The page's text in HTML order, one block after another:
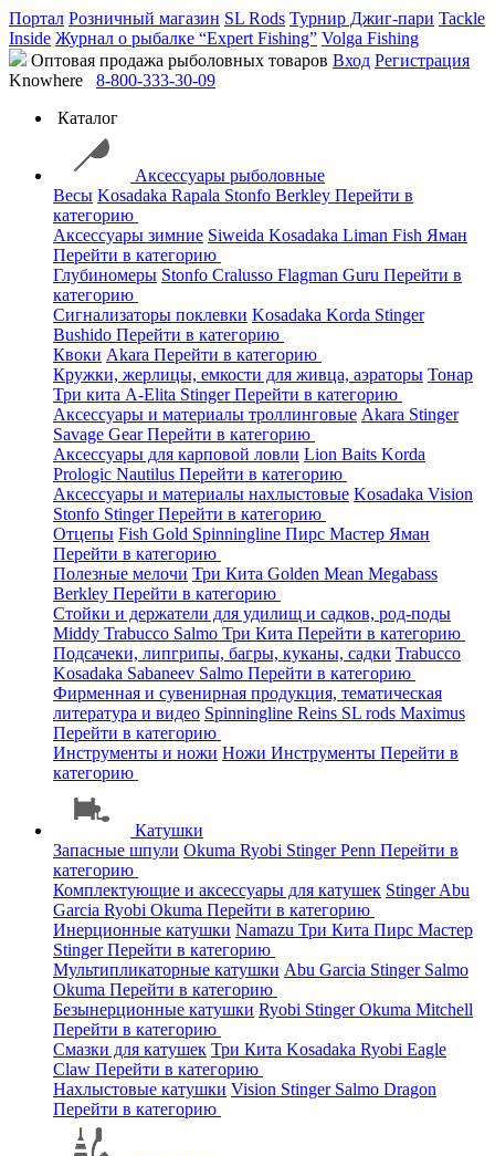
Портал Розничный магазин SL Rods Турнир Джиг-пари Tackle
Inside Журнал о рыбалке “Expert Fishing” Volga Fishing
Оптовая продажа рыболовных товаров Вход Регистрация
Knowhere
8-800-333-30-09
Каталог
Аксессуары рыболовные
Весы Kosadaka Rapala Stonfo Berkley Перейти в
категорию
Аксессуары зимние Siweida Kosadaka Liman Fish Яман
Перейти в категорию
Глубиномеры Stonfo Cralusso Flagman Guru Перейти в
категорию
Сигнализаторы поклевки Kosadaka Korda Stinger
Bushido Перейти в категорию
Квоки Akara Перейти в категорию
Кружки, жерлицы, емкости для живца, аэраторы Тонар
Три кита A-Elita StingerПерейти в категорию
Аксессуары и материалы троллинговые Akara Stinger
Savage GearПерейти в категорию
Аксессуары для карповой ловли Lion Baits Korda
Prologic Nautilus Перейти в категорию
Аксессуары и материалы нахлыстовые Kosadaka Vision
Stonfo StingerПерейти в категорию
Отцепы Fish Gold Spinningline Пирс Мастер Яман
Перейти в категорию
Полезные мелочи Три Кита Golden Mean Megabass
Berkley Перейти в категорию
Стойки и держатели для удилищ и садков, род-поды
Middy Trabucco Salmo Три Кита Перейти в категорию
Подсачеки, липгрипы, багры, куканы, садки Trabucco
Kosadaka Sabaneev Salmo Перейти в категорию
Фирменная и сувенирная продукция, тематическая
литература и видео Spinningline Reins SL rods Maximus
Перейти в категорию
Инструменты и ножи Ножи Инструменты Перейти в
категорию
Катушки
Запасные шпули Okuma Ryobi StingerPenn Перейти в
категорию
Комплектующие и аксессуары для катушек StingerAbu
Garcia Ryobi Okuma Перейти в категорию
Инерционные катушки Namazu Три Кита Пирс Мастер
StingerПерейти в категорию
Мультипликаторные катушки Abu Garcia Stinger Salmo
Okuma Перейти в категорию
Безынерционные катушки Ryobi StingerOkuma Mitchell
Перейти в категорию
Смазки для катушек Три Кита Kosadaka Ryobi Eagle
Claw Перейти в категорию
Нахлыстовые катушки Vision Stinger Salmo Dragon
Перейти в категорию